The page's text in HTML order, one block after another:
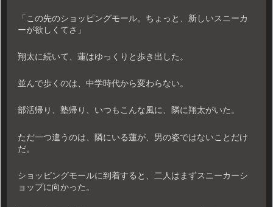
「この先のショッピングモール。ちょっと、新しいスニーカ
ーが欲しくてさ」
翔太に続いて、蓮はゆっくりと歩き出した。
並んで歩くのは、中学時代から変わらない。
部活帰り、塾帰り、いつもこんな風に、隣に翔太がいた。
ただ一つ違うのは、隣にいる蓮が、男の姿ではないことだけ
だ。
ショッピングモールに到着すると、二人はまずスニーカーシ
ョップに向かった。